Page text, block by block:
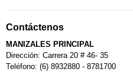
Contáctenos
MANIZALES PRINCIPAL
Dirección: Carrera 20 # 46- 35
Teléfono: (6) 8932880 - 8781700